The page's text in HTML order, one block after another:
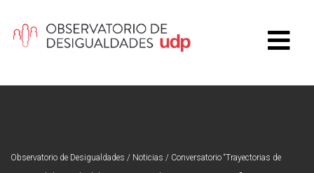
Observatorio de Desigualdades / Noticias / Conversatorio “Trayectorias de